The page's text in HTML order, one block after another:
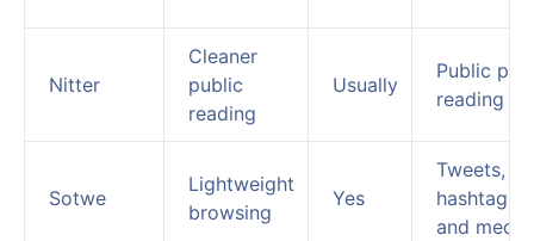
Nitter
Cleaner
public
reading
Usually
Public
reading
Sotwe
Lightweight
browsing
Yes
Tweets,
hashtags,
and media